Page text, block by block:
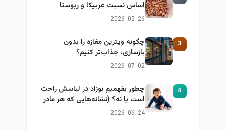
اساس نسبت عربیکا و ربوستا
2026-05-26
3
چگونه ویترین مغازه را بدون
بازسازی، جذاب‌تر کنیم؟
2026-07-02
4
چطور بفهمیم نوزاد در لباسش راحت
است یا نه؟ (نشانه‌هایی که هر مادر
باید بداند)
2026-06-24